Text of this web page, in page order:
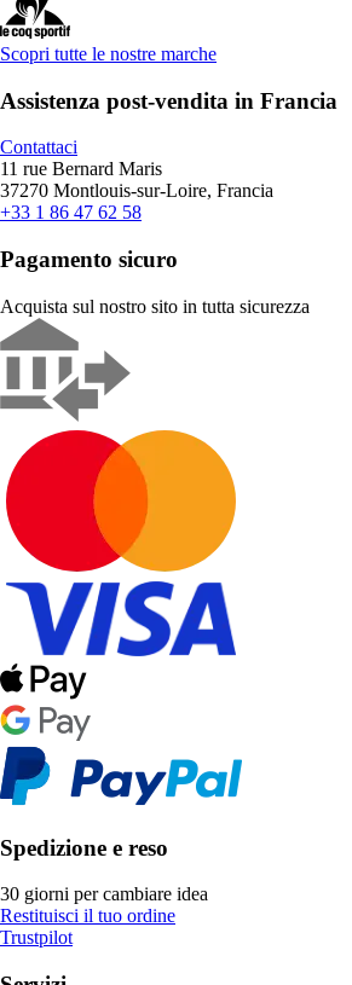
Scopri tutte le nostre marche
Assistenza post-vendita in Francia
Contattaci
11 rue Bernard Maris
37270 Montlouis-sur-Loire, Francia
+33 1 86 47 62 58
Pagamento sicuro
Acquista sul nostro sito in tutta sicurezza
Spedizione e reso
30 giorni per cambiare idea
Restituisci il tuo ordine
Trustpilot